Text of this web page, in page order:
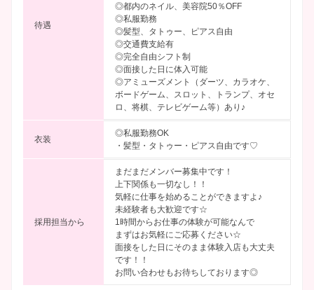
待遇
◎都内のネイル、美容院50％OFF
◎私服勤務
◎髪型、タトゥー、ピアス自由
◎交通費支給有
◎完全自由シフト制
◎面接した日に体入可能
◎アミューズメント（ダーツ、カラオケ、
ボードゲーム、スロット、トランプ、オセ
ロ、将棋、テレビゲーム等）あり♪
衣装
◎私服勤務OK
・髪型・タトゥー・ピアス自由です♡
採用担当から
まだまだメンバー募集中です！
上下関係も一切なし！！
気軽に仕事を始めることができますよ♪
未経験者も大歓迎です☆
1時間からお仕事の体験が可能なんで
まずはお気軽にご応募ください☆
面接をした日にそのまま体験入店も大丈夫
です！！
お問い合わせもお待ちしております◎